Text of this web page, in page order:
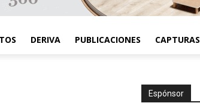
DERIVA PUBLICACIONES CAPTURAS
Espónsor